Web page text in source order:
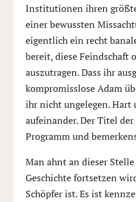
Institutionen ihren
einer bewussten
eigentlich ein recht
bereit, diese Feindschaft
auszutragen. Dass ihr
kompromisslose Adam
ihr nicht ungelegen. Hart
aufeinander. Der Titel
Programm und
Man ahnt an dieser
Geschichte fortsetzen
Schöpfer ist. Es ist